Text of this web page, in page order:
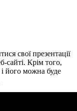
свої презентації
сайті. Крім того,
його можна буде